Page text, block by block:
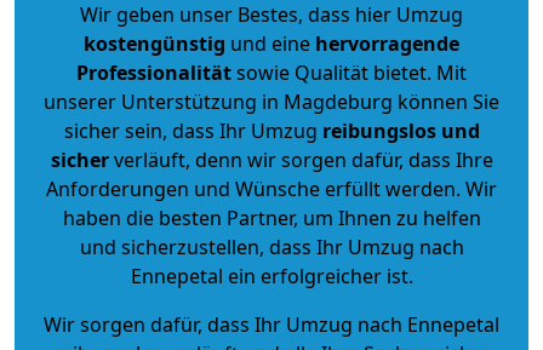
Wir geben unser Bestes, dass hier Umzug
kostengünstig und eine hervorragende
Professionalitätsowie Qualität bietet. Mit
unserer Unterstützung in Magdeburg können Sie
sicher sein, dass Ihr Umzug reibungslos und
sicherverläuft, denn wir sorgen dafür, dass Ihre
Anforderungen und Wünsche erfüllt werden. Wir
haben die besten Partner, um Ihnen zu helfen
und sicherzustellen, dass Ihr Umzug nach
Ennepetal ein erfolgreicher ist.
Wir sorgen dafür, dass Ihr Umzug nach Ennepetal